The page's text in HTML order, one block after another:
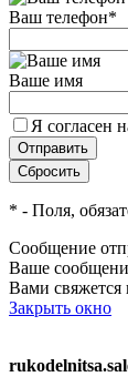
Ваш телефон*
Ваше имя
Я согласен
* - Поля,
Сообщение
Ваше
Вами свяжется
Закрыть окно